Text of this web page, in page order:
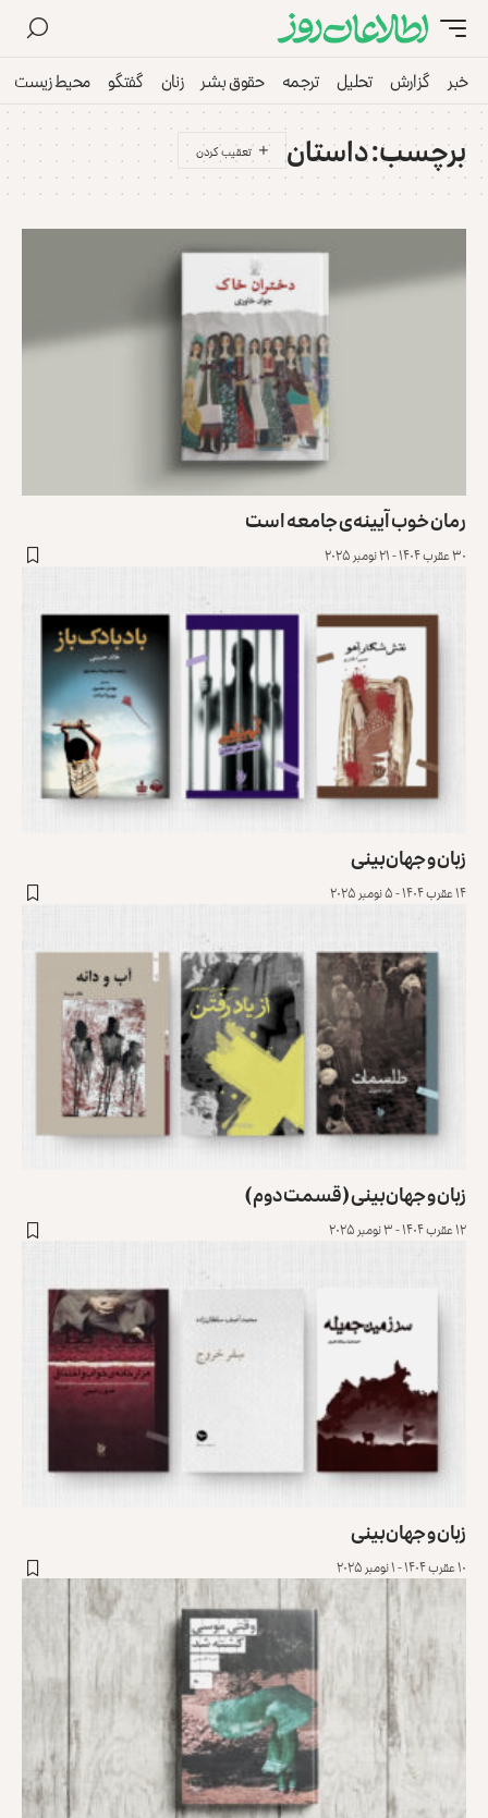
خبر گزارش تحلیل ترجمه حقوق بشر زنان گفتگو محیط زیست
برچسب:داستان
رمان خوب آیینه‌ی جامعه است
۳۰ عقرب ۱۴۰۴ - ۲۱ نومبر ۲۰۲۵
زبان و جهان‌بینی
۱۴ عقرب ۱۴۰۴ - ۵ نومبر ۲۰۲۵
زبان و جهان‌بینی (قسمت دوم)
۱۲ عقرب ۱۴۰۴ - ۳ نومبر ۲۰۲۵
زبان و جهان‌بینی
۱۰ عقرب ۱۴۰۴ - ۱ نومبر ۲۰۲۵